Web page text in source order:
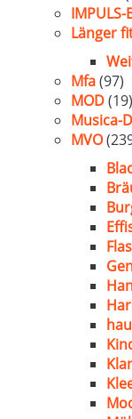
IMPULS-
Länger
Mfa(97)
MOD(19)
Musica-
MVO